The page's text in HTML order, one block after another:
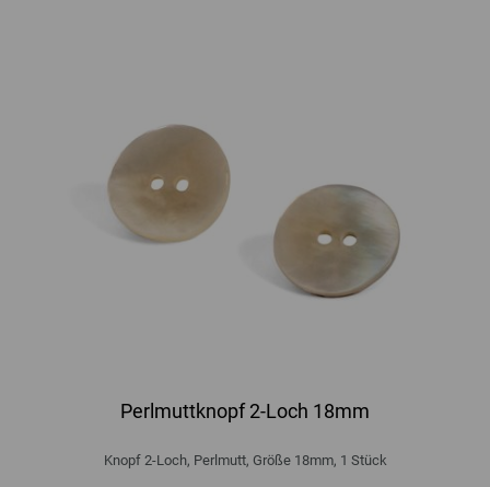
Perlmuttknopf 2-Loch 18mm
Knopf 2-Loch, Perlmutt, Größe 18mm, 1 Stück